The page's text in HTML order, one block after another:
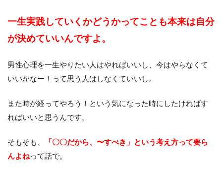
一生実践していくかどうかってことも本来は自分
が決めていいんですよ。
男性心理を一生やりたい人はやればいいし、今はやらなくて
いいかなー！って思う人はしなくていいし。
また時が経ってやろう！という気になった時にしたければす
ればいいと思うんです。
そもそも、
「〇〇だから、〜すべき」という考え方って要ら
んよねって話で。